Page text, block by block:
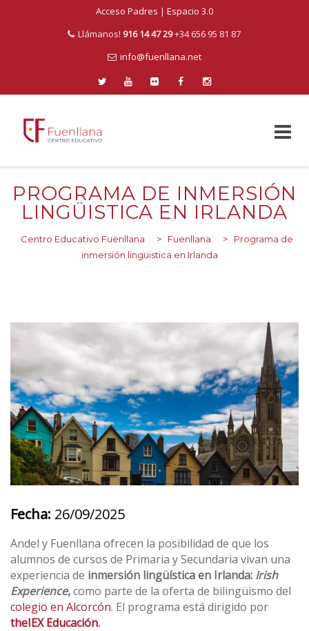
Acceso Padres | Espacio 3.0
Llámanos! 916 14 47 29+34 656 95 81 87
info@fuenllana.net
to
content
PROGRAMA DE INMERSIÓN
LINGÜISTICA EN IRLANDA
Centro Educativo Fuenllana > Fuenllana >
Programa de
inmersión lingüistica en Irlanda
Fecha: 26/09/2025
Andel y Fuenllana ofrecen la posibilidad de que los
alumnos de cursos de Primaria y Secundaria vivan una
experiencia de inmersión lingüística en Irlanda: Irish
Experience,como parte de la oferta de bilingüismo del
colegio en Alcorcón. El programa está dirigido por
theIEX Educación.